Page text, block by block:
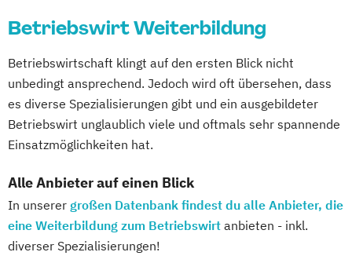
Betriebswirt Weiterbildung
Betriebswirtschaft klingt auf den ersten Blick nicht
unbedingt ansprechend. Jedoch wird oft übersehen, dass
es diverse Spezialisierungen gibt und ein ausgebildeter
Betriebswirt unglaublich viele und oftmals sehr spannende
Einsatzmöglichkeiten hat.
Alle Anbieter auf einen Blick
In unserer großen Datenbank findest du alle Anbieter, die
eine Weiterbildung zum Betriebswirt anbieten - inkl.
diverser Spezialisierungen!